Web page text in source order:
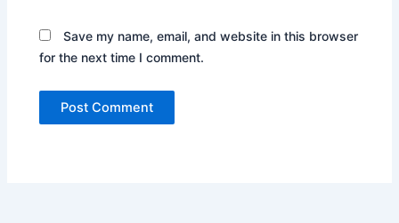
Save my name, email, and website in this browser
for the next time I comment.